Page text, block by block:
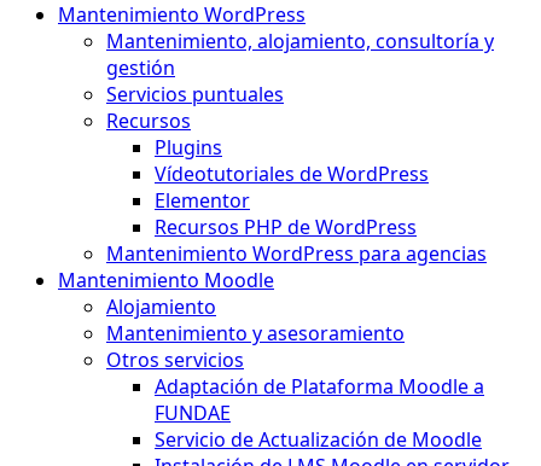
Mantenimiento WordPress
Mantenimiento, alojamiento, consultoría y
gestión
Servicios puntuales
Recursos
Plugins
Vídeotutoriales de WordPress
Elementor
Recursos PHP de WordPress
Mantenimiento WordPress para agencias
Mantenimiento Moodle
Alojamiento
Mantenimiento y asesoramiento
Otros servicios
Adaptación de Plataforma Moodle a
FUNDAE
Servicio de Actualización de Moodle